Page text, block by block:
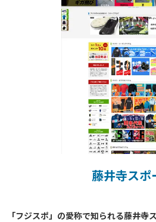
藤井寺スポ
「フジスポ」の愛称で知られる藤井寺